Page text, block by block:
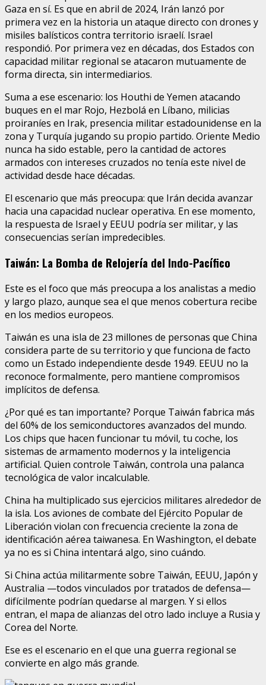
Gaza en sí. Es que en abril de 2024, Irán lanzó por
primera vez en la historia un ataque directo con drones y
misiles balísticos contra territorio israelí. Israel
respondió. Por primera vez en décadas, dos Estados con
capacidad militar regional se atacaron mutuamente de
forma directa, sin intermediarios.
Suma a ese escenario: los Houthi de Yemen atacando
buques en el mar Rojo, Hezbolá en Líbano, milicias
proiraníes en Irak, presencia militar estadounidense en la
zona y Turquía jugando su propio partido. Oriente Medio
nunca ha sido estable, pero la cantidad de actores
armados con intereses cruzados no tenía este nivel de
actividad desde hace décadas.
El escenario que más preocupa: que Irán decida avanzar
hacia una capacidad nuclear operativa. En ese momento,
la respuesta de Israel y EEUU podría ser militar, y las
consecuencias serían impredecibles.
Taiwán: La Bomba de Relojería del Indo-Pacífico
Este es el foco que más preocupa a los analistas a medio
y largo plazo, aunque sea el que menos cobertura recibe
en los medios europeos.
Taiwán es una isla de 23 millones de personas que China
considera parte de su territorio y que funciona de facto
como un Estado independiente desde 1949. EEUU no la
reconoce formalmente, pero mantiene compromisos
implícitos de defensa.
¿Por qué es tan importante? Porque Taiwán fabrica más
del 60% de los semiconductores avanzados del mundo.
Los chips que hacen funcionar tu móvil, tu coche, los
sistemas de armamento modernos y la inteligencia
artificial. Quien controle Taiwán, controla una palanca
tecnológica de valor incalculable.
China ha multiplicado sus ejercicios militares alrededor de
la isla. Los aviones de combate del Ejército Popular de
Liberación violan con frecuencia creciente la zona de
identificación aérea taiwanesa. En Washington, el debate
ya no es si China intentará algo, sino cuándo.
Si China actúa militarmente sobre Taiwán, EEUU, Japón y
Australia —todos vinculados por tratados de defensa—
difícilmente podrían quedarse al margen. Y si ellos
entran, el mapa de alianzas del otro lado incluye a Rusia y
Corea del Norte.
Ese es el escenario en el que una guerra regional se
convierte en algo más grande.